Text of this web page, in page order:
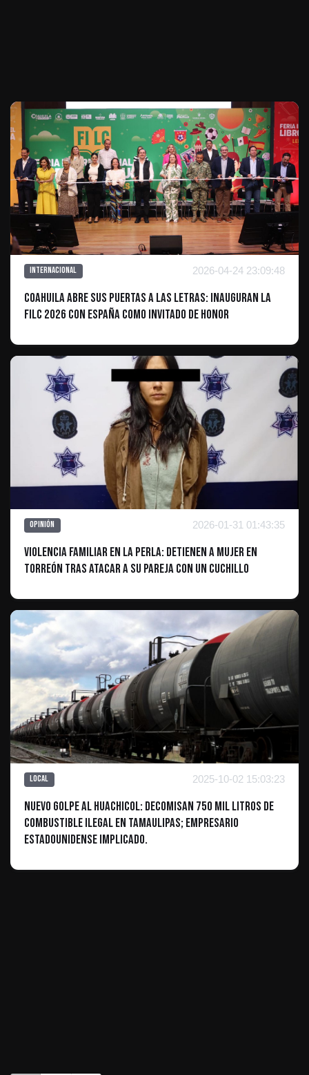
Internacional 2026-04-24 23:09:48
Coahuila abre sus puertas a las letras: Inauguran la
FILC 2026 con España como invitado de honor
Opinión 2026-01-31 01:43:35
Violencia familiar en La Perla: Detienen a mujer en
Torreón tras atacar a su pareja con un cuchillo
Local 2025-10-02 15:03:23
Nuevo golpe al huachicol: Decomisan 750 mil litros de
combustible ilegal en Tamaulipas; empresario
estadounidense implicado.